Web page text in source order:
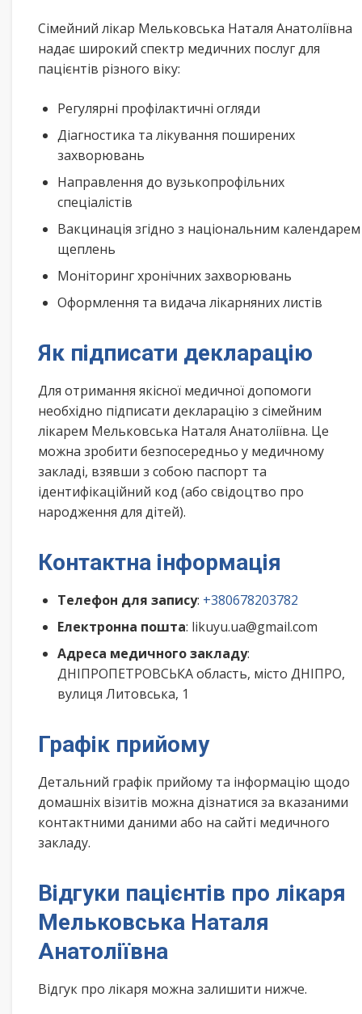
Сімейний лікар Мельковська Наталя Анатоліївна
надає широкий спектр медичних послуг для
пацієнтів різного віку:
Регулярні профілактичні огляди
Діагностика та лікування поширених
захворювань
Направлення до вузькопрофільних
спеціалістів
Вакцинація згідно з національним календарем
щеплень
Моніторинг хронічних захворювань
Оформлення та видача лікарняних листів
Як підписати декларацію
Для отримання якісної медичної допомоги
необхідно підписати декларацію з сімейним
лікарем Мельковська Наталя Анатоліївна. Це
можна зробити безпосередньо у медичному
закладі, взявши з собою паспорт та
ідентифікаційний код (або свідоцтво про
народження для дітей).
Контактна інформація
Телефон для запису: +380678203782
Електронна пошта: likuyu.ua@gmail.com
Адреса медичного закладу:
ДНІПРОПЕТРОВСЬКА область, місто ДНІПРО,
вулиця Литовська, 1
Графік прийому
Детальний графік прийому та інформацію щодо
домашніх візитів можна дізнатися за вказаними
контактними даними або на сайті медичного
закладу.
Відгуки пацієнтів про лікаря
Мельковська Наталя
Анатоліївна
Відгук про лікаря можна залишити нижче.